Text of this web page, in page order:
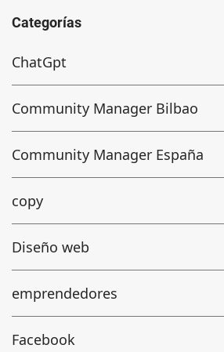
Categorías
ChatGpt
Community Manager Bilbao
Community Manager España
copy
Diseño web
emprendedores
Facebook